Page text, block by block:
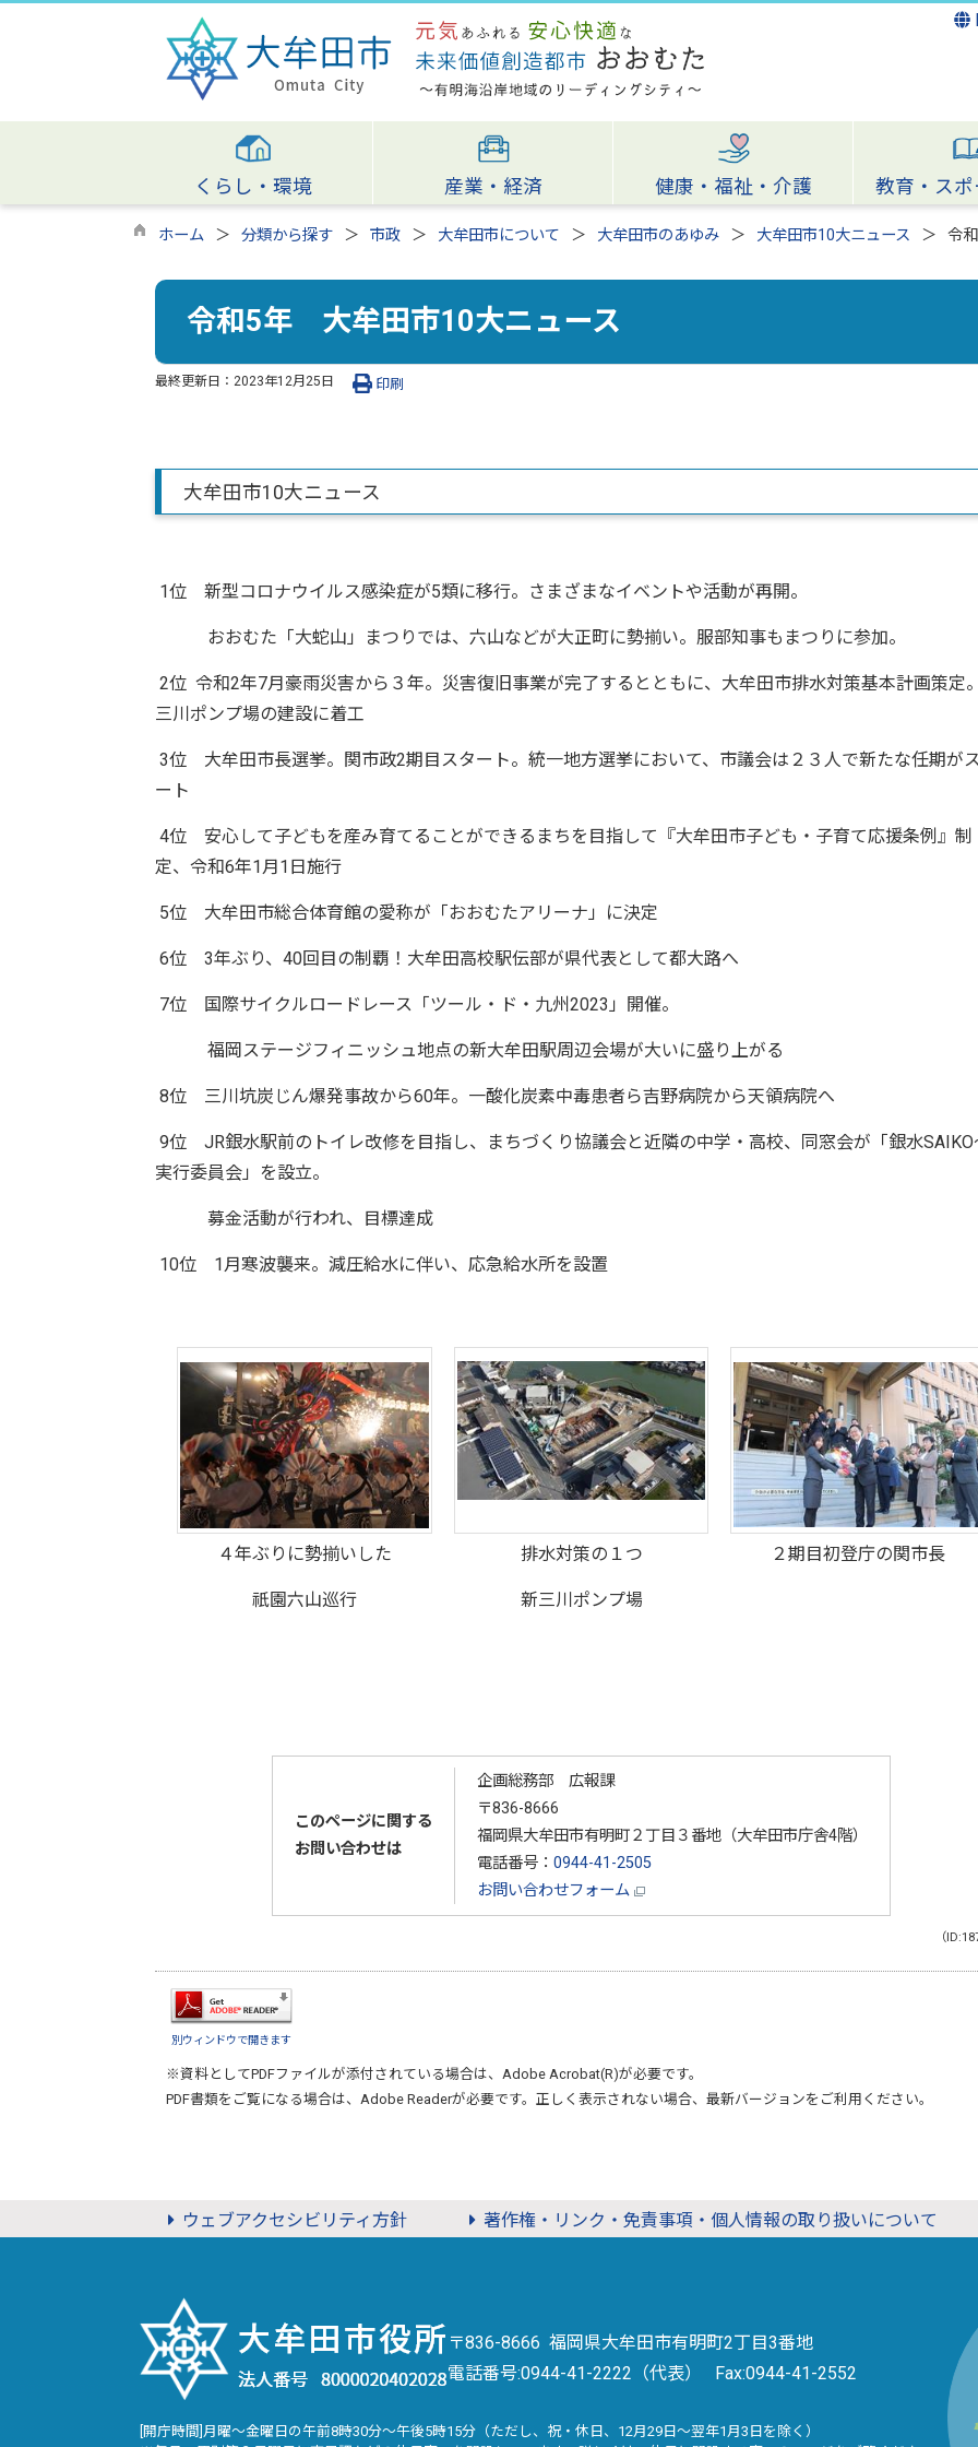
くらし・環境 産業・経済 健康・福祉・介護 教育・ス
ホーム 分類から探す 市政 大牟田市について 大牟田市のあゆみ 大牟田市10大ニュース 令
令和5年 大牟田市10大ニュース
最終更新日： 2023年12月25日 印刷
大牟田市10大ニュース
1位 新型コロナウイルス感染症が5類に移行。さまざまなイベントや活動が再開。
おおむた「大蛇山」まつりでは、六山などが大正町に勢揃い。服部知事もまつりに参加。
2位 令和2年7月豪雨災害から３年。災害復旧事業が完了するとともに、大牟田市排水対策基本計画策定
三川ポンプ場の建設に着工
3位 大牟田市長選挙。関市政2期目スタート。統一地方選挙において、市議会は２３人で新たな任期が
ート
4位 安心して子どもを産み育てることができるまちを目指して『大牟田市子ども・子育て応援条例』制
定、令和6年1月1日施行
5位 大牟田市総合体育館の愛称が「おおむたアリーナ」に決定
6位 3年ぶり、40回目の制覇！大牟田高校駅伝部が県代表として都大路へ
7位 国際サイクルロードレース「ツール・ド・九州2023」開催。
福岡ステージフィニッシュ地点の新大牟田駅周辺会場が大いに盛り上がる
8位 三川坑炭じん爆発事故から60年。一酸化炭素中毒患者ら吉野病院から天領病院へ
9位 JR銀水駅前のトイレ改修を目指し、まちづくり協議会と近隣の中学・高校、同窓会が「銀水SAIKO
実行委員会」を設立。
募金活動が行われ、目標達成
10位 1月寒波襲来。減圧給水に伴い、応急給水所を設置
４年ぶりに勢揃いした
祇園六山巡行
排水対策の１つ
新三川ポンプ場
２期目初登庁の関市長
このページに関する
お問い合わせは
企画総務部 広報課
〒836-8666
福岡県大牟田市有明町２丁目３番地（大牟田市庁舎4階）
電話番号： 0944-41-2505
お問い合わせフォーム
（
別ウィンドウで開きます
※資料としてPDFファイルが添付されている場合は、 Adobe Acrobat(R)が必要です。
PDF書類をご覧になる場合は、 Adobe Readerが必要です。正しく表示されない場合、最新バージョンをご利用ください。
ウェブアクセシビリティ方針 著作権・リンク・免責事項・個人情報の取り扱いについて
〒836-8666 福岡県大牟田市有明町2丁目3番地
電話番号:0944-41-2222（代表） Fax:0944-41-2552
[開庁時間]月曜～金曜日の午前8時30分～午後5時15分（ただし、祝・休日、12月29日～翌年1月3日を除く）